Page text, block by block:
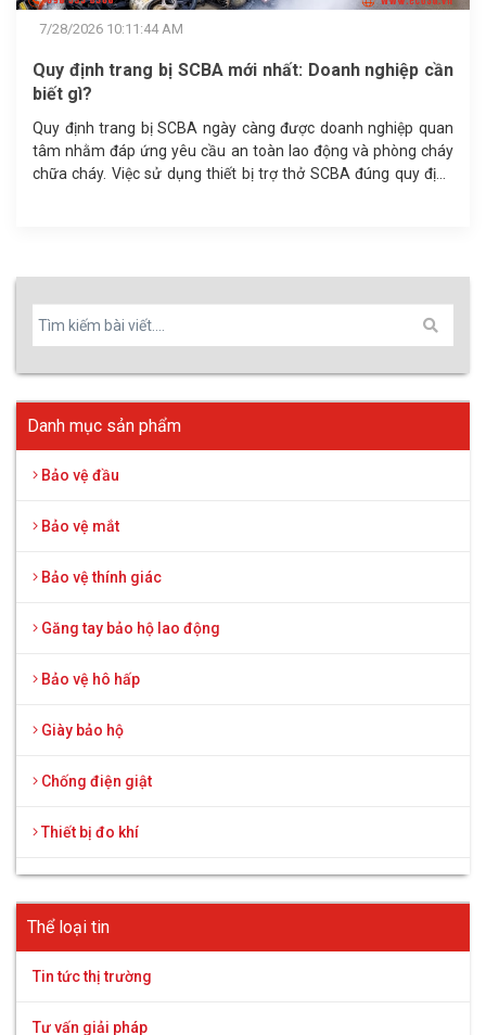
7/22/2026 11:11:37 AM
GB2890-2022: Tỷ lệ rò rỉ khí mặt nạ phòng độc là
bao nhiêu?
Độ an toàn của mặt nạ phòng độc không chỉ phụ thuộc vào
phin lọc mà còn ở tỷ lệ rò rỉ khí qua viền mặt nạ. Tiêu chuẩn
GB2890-2022 quy định ngưỡng rò rỉ cho phép và phương pháp
Danh mục sản phẩm
Bảo vệ đầu
Bảo vệ mắt
Bảo vệ thính giác
Găng tay bảo hộ lao động
Bảo vệ hô hấp
Giày bảo hộ
Chống điện giật
Thiết bị đo khí
Thể loại tin
Tin tức thị trường
Tư vấn giải pháp